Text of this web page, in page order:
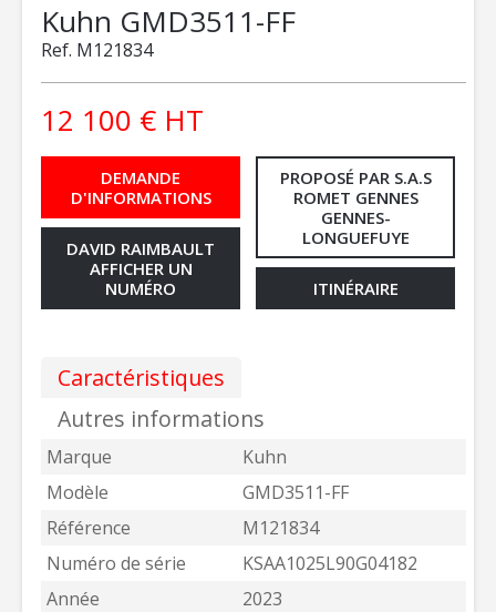
Kuhn GMD3511-FF
Ref. M121834
12 100 € HT
Caractéristiques
Autres informations
Marque
Kuhn
Modèle
GMD3511-FF
Référence
M121834
Numéro de série
KSAA1025L90G04182
Année
2023
DEMANDE
D'INFORMATIONS
DAVID RAIMBAULT
AFFICHER UN
NUMÉRO
PROPOSÉ PAR S.A.S
ROMET GENNES
GENNES-
LONGUEFUYE
ITINÉRAIRE